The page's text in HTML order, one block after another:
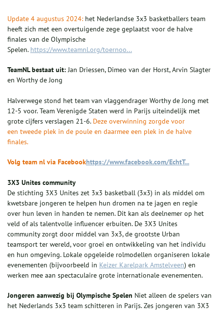
Update 4 augustus 2024: het Nederlandse 3x3 basketballers team
heeft zich met een overtuigende zege geplaatst voor de halve
finales van de Olympische
Spelen. https://www.teamnl.org/toernoo...
TeamNL bestaat uit:Jan Driessen, Dimeo van der Horst, Arvin Slagter
en Worthy de Jong
Halverwege stond het team van vlaggendrager Worthy de Jong met
12-5 voor. Team Verenigde Staten werd in Parijs uiteindelijk met
grote cijfers verslagen 21-6. Deze overwinning zorgde voor
een tweede plek in de poule en daarmee een plek in de halve
finales.
Volg team nl via Facebookhttps://www.facebook.com/EchtT...
3X3 Unites community
De stichting 3X3 Unites zet 3x3 basketball (3x3) in als middel om
kwetsbare jongeren te helpen hun dromen na te jagen en regie
over hun leven in handen te nemen. Dit kan als deelnemer op het
veld of als talentvolle influencer erbuiten. De 3X3 Unites
community zorgt door middel van 3x3, de grootste Urban
teamsport ter wereld, voor groei en ontwikkeling van het individu
en hun omgeving. Lokale opgeleide rolmodellen organiseren lokale
evenementen (bijvoorbeeld in Keizer Karelpark Amstelveen) en
werken mee aan spectaculaire grote internationale evenementen.
Jongeren aanwezig bij Olympische Spelen Niet alleen de spelers van
het Nederlands 3x3 team schitteren in Parijs. Zes jongeren van 3X3